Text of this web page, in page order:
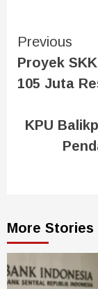
Previous
Proyek
105 Juta
KPU
More Stories